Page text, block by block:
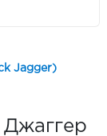
Jagger)